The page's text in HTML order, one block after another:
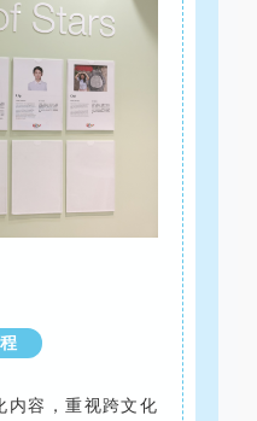
容，重视跨文化